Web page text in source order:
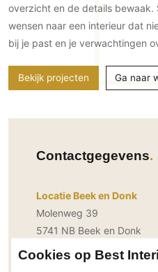
Systeemwanden
Deurbeslag
Meubelbeslag
Vloer
Beton Ciré vloeren
Gietvloeren
Houten vloeren
Natuursteen en keramiek
Vloerkleden
overzicht en de details bewaak.
wensen naar een interieur dat
bij je past en je verwachtingen
Bekijk projecten Ga naar
Contactgegevens
Locatie Beek en Donk
Molenweg 39
5741 NB Beek en Donk
Nederland
Bereikbaar via
Cookies op Best